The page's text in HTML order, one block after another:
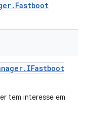
. Fastboot
. IFastboot
tem interesse em